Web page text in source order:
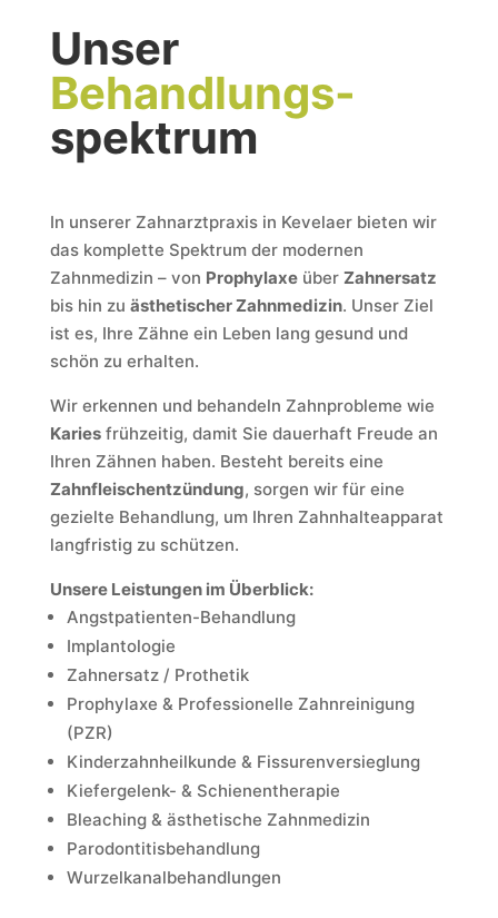
Unser
Behandlungs-
spektrum
In unserer Zahnarztpraxis in Kevelaer bieten wir
das komplette Spektrum der modernen
Zahnmedizin – von Prophylaxeüber Zahnersatz
bis hin zu ästhetischer Zahnmedizin. Unser Ziel
ist es, Ihre Zähne ein Leben lang gesund und
schön zu erhalten.
Wir erkennen und behandeln Zahnprobleme wie
Kariesfrühzeitig, damit Sie dauerhaft Freude an
Ihren Zähnen haben. Besteht bereits eine
Zahnfleischentzündung, sorgen wir für eine
gezielte Behandlung, um Ihren Zahnhalteapparat
langfristig zu schützen.
Unsere Leistungen im Überblick:
Angstpatienten-Behandlung
Implantologie
Zahnersatz / Prothetik
Prophylaxe & Professionelle Zahnreinigung
(PZR)
Kinderzahnheilkunde & Fissurenversieglung
Kiefergelenk- & Schienentherapie
Bleaching & ästhetische Zahnmedizin
Parodontitisbehandlung
Wurzelkanalbehandlungen